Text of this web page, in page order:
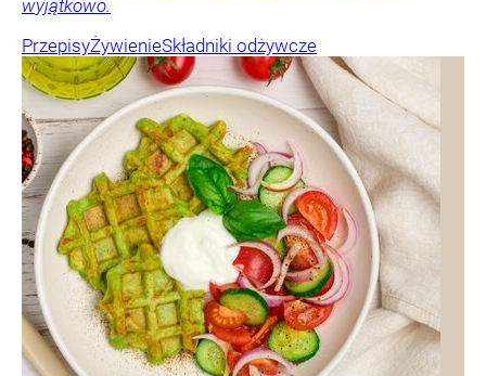
wyjątkowo.
PrzepisyŻywienieSkładniki odżywcze